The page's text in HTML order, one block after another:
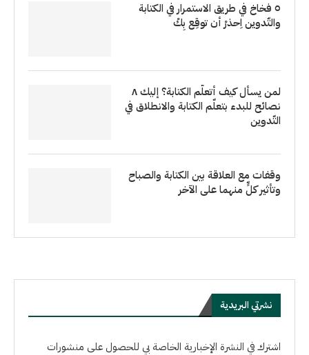
٥ فخاخ في طريق الاستمرار في الكتابة
والتّدوين اِحذرْ أن توقِع بِكْ
لمن يسأل كيف أتعلّم الكتابة؟ إليك ٨
نصائح للبدء بتعلّم الكتابة والانطلاق في
التّدوين
وقفات مع العلاقة بين الكتابة والصباح
وتأثير كلٍّ منهما على الآخر
نشرتي البريدية
اشترك في النشرة الإخبارية الخاصة بي للحصول على منشورات